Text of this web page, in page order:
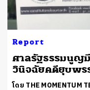
Report
ศาลรัฐธรรมนูญ
วินิจฉัยคดียุบพร
โดย THE MOMENTUM